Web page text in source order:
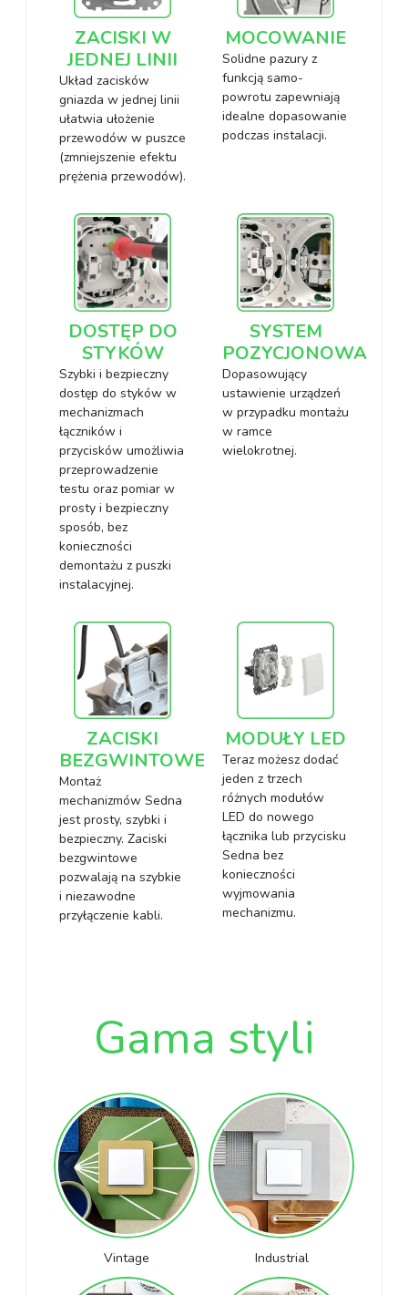
ZACISKI W
JEDNEJ LINII
Układ zacisków
gniazda w jednej linii
ułatwia ułożenie
przewodów w puszce
(zmniejszenie efektu
prężenia przewodów).
MOCOWANIE
Solidne pazury z
funkcją samo-
powrotu zapewniają
idealne dopasowanie
podczas instalacji.
DOSTĘP DO
STYKÓW
Szybki i bezpieczny
dostęp do styków w
mechanizmach
łączników i
przycisków umożliwia
przeprowadzenie
testu oraz pomiar w
prosty i bezpieczny
sposób, bez
konieczności
demontażu z puszki
instalacyjnej.
SYSTEM
POZYCJONOWANIA
Dopasowujący
ustawienie urządzeń
w przypadku montażu
w ramce
wielokrotnej.
ZACISKI
BEZGWINTOWE
Montaż
mechanizmów Sedna
jest prosty, szybki i
bezpieczny. Zaciski
bezgwintowe
pozwalają na szybkie
i niezawodne
przyłączenie kabli.
MODUŁY LED
Teraz możesz dodać
jeden z trzech
różnych modułów
LED do nowego
łącznika lub przycisku
Sedna bez
konieczności
wyjmowania
mechanizmu.
Gama styli
Vintage Industrial